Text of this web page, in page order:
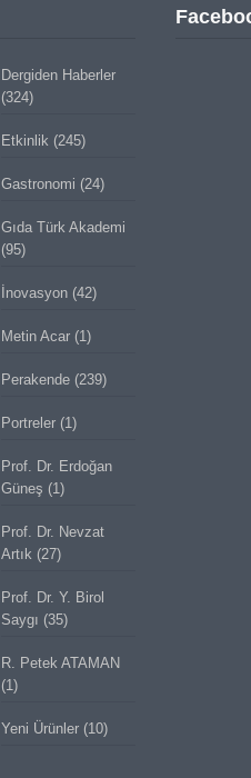
Dergiden Haberler
(324)
Etkinlik (245)
Gastronomi (24)
Gıda Türk Akademi
(95)
İnovasyon(42)
Metin Acar(1)
Perakende(239)
Portreler(1)
Prof. Dr. Erdoğan
Güneş (1)
Prof. Dr. Nevzat
Artık (27)
Prof. Dr. Y. Birol
Saygı (35)
R. Petek ATAMAN
(1)
Yeni Ürünler(10)